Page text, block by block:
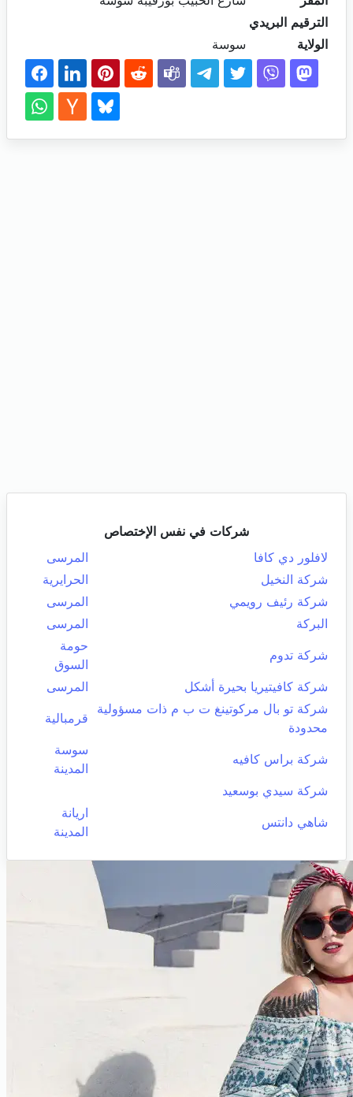
الترقيم البريدي
الولاية
سوسة
شركات في نفس الإختصاص
لافلور دي كافا
المرسى
شركة النخيل
الحرايرية
شركة رئيف رويمي
المرسى
البركة
المرسى
شركة تدوم
حومة
السوق
شركة كافيتيريا بحيرة أشكل
المرسى
شركة تو بال مركوتينغ ت ب م ذات مسؤولية
محدودة
قرمبالية
شركة براس كافيه
سوسة
المدينة
شركة سيدي بوسعيد
شاهي دانتس
اريانة
المدينة